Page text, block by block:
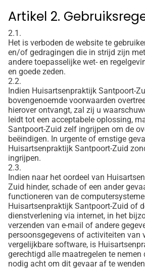
Artikel 2.
2.1.
Het is verboden de website te
en/of gedragingen die in strijd zijn
andere toepasselijke wet- en
en goede zeden.
2.2.
Indien Huisartsenpraktijk Santpoort-
bovengenoemde voorwaarden
hierover ontvangt, zal zij u
leidt tot een acceptabele oplossing,
Santpoort-Zuid zelf ingrijpen om de
beëindigen. In urgente of ernstige
Huisartsenpraktijk Santpoort-Zuid
ingrijpen.
2.3.
Indien naar het oordeel van
Zuid hinder, schade of een ander
functioneren van de
Huisartsenpraktijk Santpoort-Zuid of
dienstverlening via internet, in het
verzenden van e-mail of andere
persoonsgegevens of activiteiten van
vergelijkbare software, is
gerechtigd alle maatregelen te nemen
nodig acht om dit gevaar af te